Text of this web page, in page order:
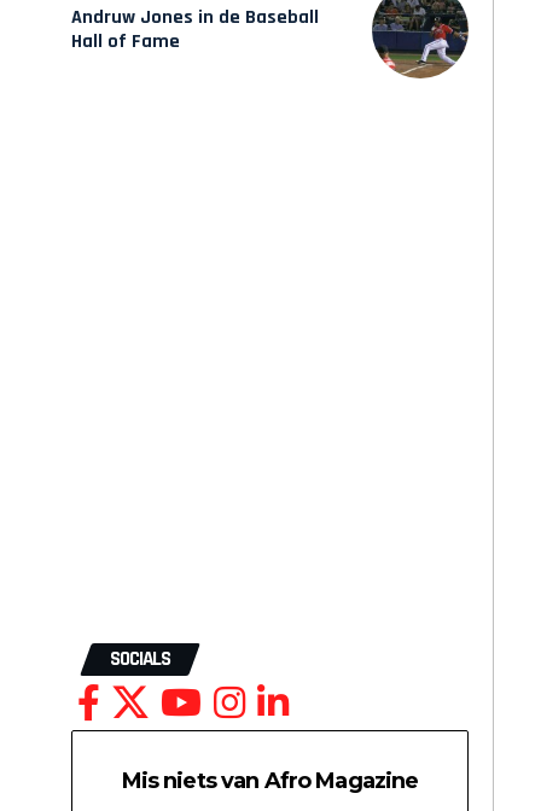
Andruw Jones in de Baseball
Hall of Fame
SOCIALS
Mis niets van Afro Magazine